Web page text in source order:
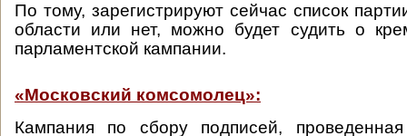
По тому, зарегистрируют сейчас список
области или нет, можно будет судить о
парламентской кампании.
«Московский комсомолец»:
Кампания по сбору подписей, проведенная